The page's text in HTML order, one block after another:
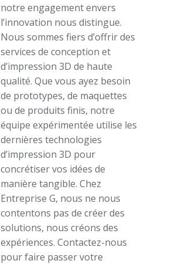
notre engagement envers
l’innovation nous distingue.
Nous sommes fiers d’offrir des
services de conception et
d’impression 3D de haute
qualité. Que vous ayez besoin
de prototypes, de maquettes
ou de produits finis, notre
équipe expérimentée utilise les
dernières technologies
d’impression 3D pour
concrétiser vos idées de
manière tangible. Chez
Entreprise G, nous ne nous
contentons pas de créer des
solutions, nous créons des
expériences. Contactez-nous
pour faire passer votre